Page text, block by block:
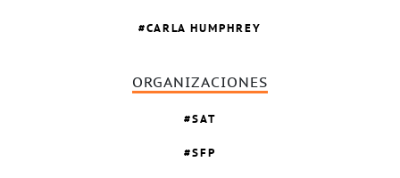
CARLA HUMPHREY
ORGANIZACIONES
SAT
SFP